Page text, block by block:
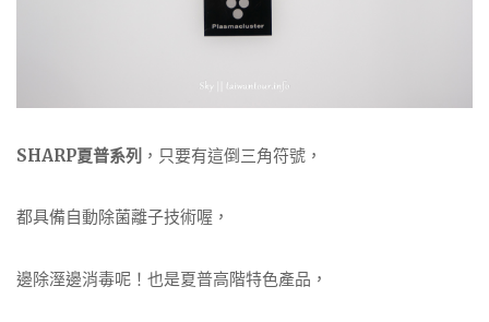
SHARP夏普系列 ，只要有這倒三角符號，
都具備自動除菌離子技術喔，
邊除溼邊消毒呢！也是夏普高階特色產品，